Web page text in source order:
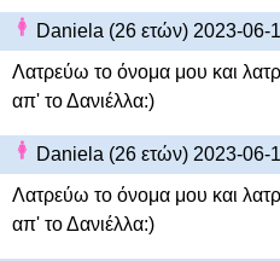
Daniela (26 ετών) 2023-06-
Λατρεύω το όνομα μου και
απ' το Δανιέλλα:)
Daniela (26 ετών) 2023-06-
Λατρεύω το όνομα μου και
απ' το Δανιέλλα:)